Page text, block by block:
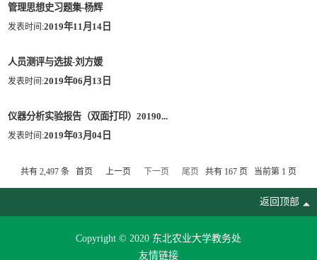
管理思想史习题集-杨辉
发表时间:2019年11月14日
人员测评与选拔-刘方媛
发表时间:2019年06月13日
仪器分析实验报告（双面打印）20190...
发表时间:2019年03月04日
共有 2,497 条 首页 上一页 下一页 尾页 共有 167 页 当前第 1 页
返回顶部
Copyright © 2020 东北农业大学教务处
友情链接